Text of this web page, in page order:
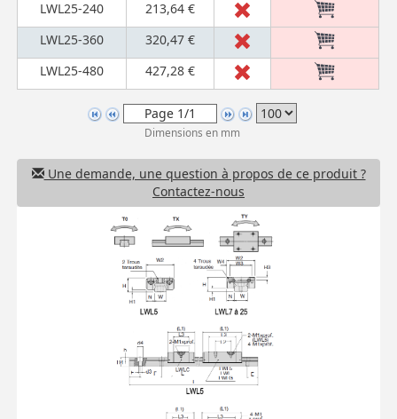
LWL25-240
213,64 €
LWL25-360
320,47 €
LWL25-480
427,28 €
Dimensions en mm
Une demande, une question à propos de ce produit ?
Contactez-nous